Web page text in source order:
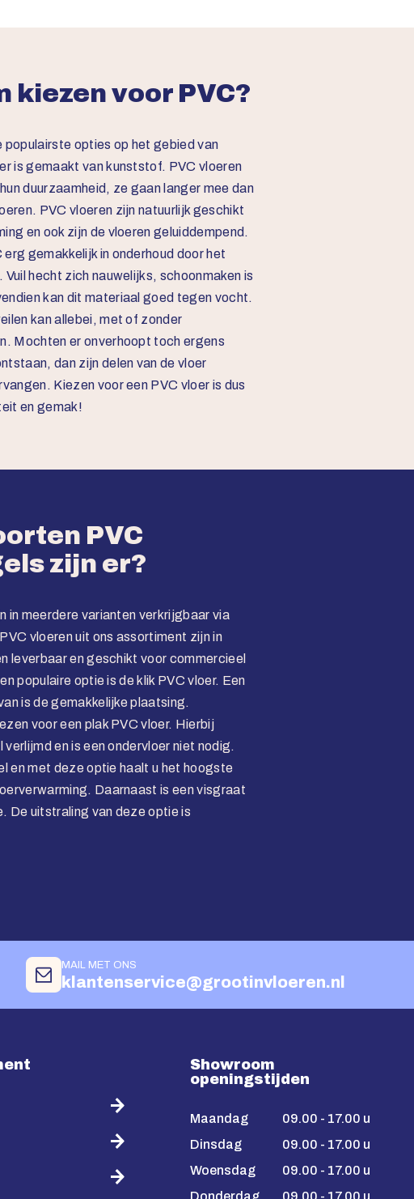
kiezen voor PVC?
populairste opties op het gebied van
is gemaakt van kunststof. PVC vloeren
duurzaamheid, ze gaan langer mee dan
PVC vloeren zijn natuurlijk geschikt
en ook zijn de vloeren geluiddempend.
gemakkelijk in onderhoud door het
hecht zich nauwelijks, schoonmaken is
kan dit materiaal goed tegen vocht.
kan allebei, met of zonder
Mochten er onverhoopt toch ergens
dan zijn delen van de vloer
Kiezen voor een PVC vloer is dus
en gemak!
PVC
zijn er?
in meerdere varianten verkrijgbaar via
vloeren uit ons assortiment zijn in
leverbaar en geschikt voor commercieel
populaire optie is de klik PVC vloer. Een
is de gemakkelijke plaatsing.
voor een plak PVC vloer. Hierbij
en is een ondervloer niet nodig.
en met deze optie haalt u het hoogste
Daarnaast is een visgraat
De uitstraling van deze optie is
MAIL MET ONS
klantenservice@grootinvloeren.nl
Showroom
openingstijden
Maandag
09.00 - 17.00 u
Dinsdag
09.00 - 17.00 u
Woensdag
09.00 - 17.00 u
Donderdag
09.00 - 17.00 u